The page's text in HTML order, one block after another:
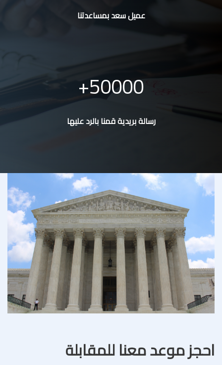
عميل سعد بمساعدتنا
50000
رسالة بريدية قمنا بالرد عليها
احجز موعد معنا للمقابلة